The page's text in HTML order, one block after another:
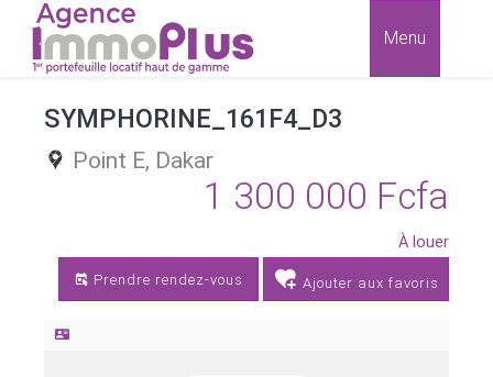
Menu
SYMPHORINE_161F4_D3
Point E, Dakar
1 300 000 Fcfa
À louer
Prendre rendez-vous Ajouter aux favoris